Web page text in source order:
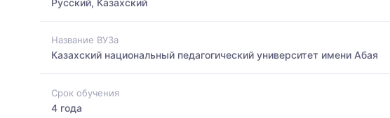
Русский, Казахский
Название ВУЗа
Казахский национальный педагогический университет имени Абая
Срок обучения
4 года